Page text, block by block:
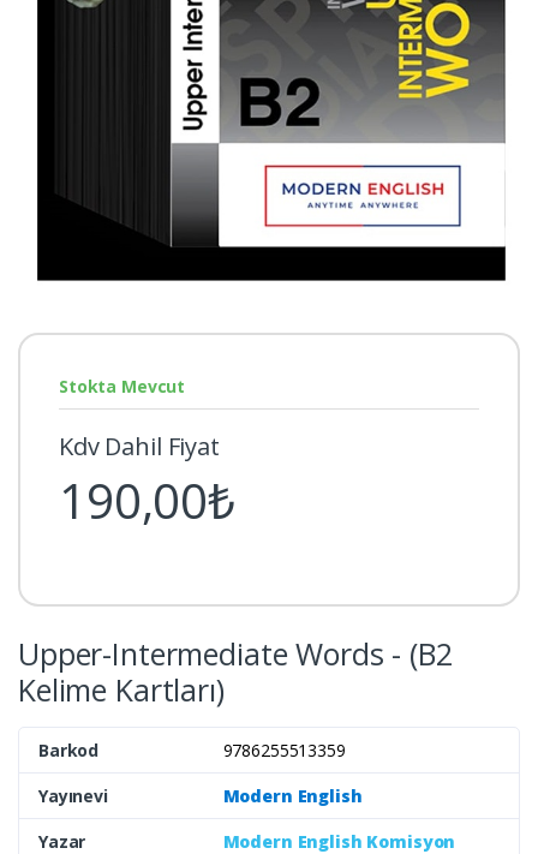
Upper-Intermediate Words - (B2
Kelime Kartları)
Barkod
9786255513359
Yayınevi
Modern English
Yazar
Modern English Komisyon
Stokta Mevcut
Kdv Dahil Fiyat
190,00₺